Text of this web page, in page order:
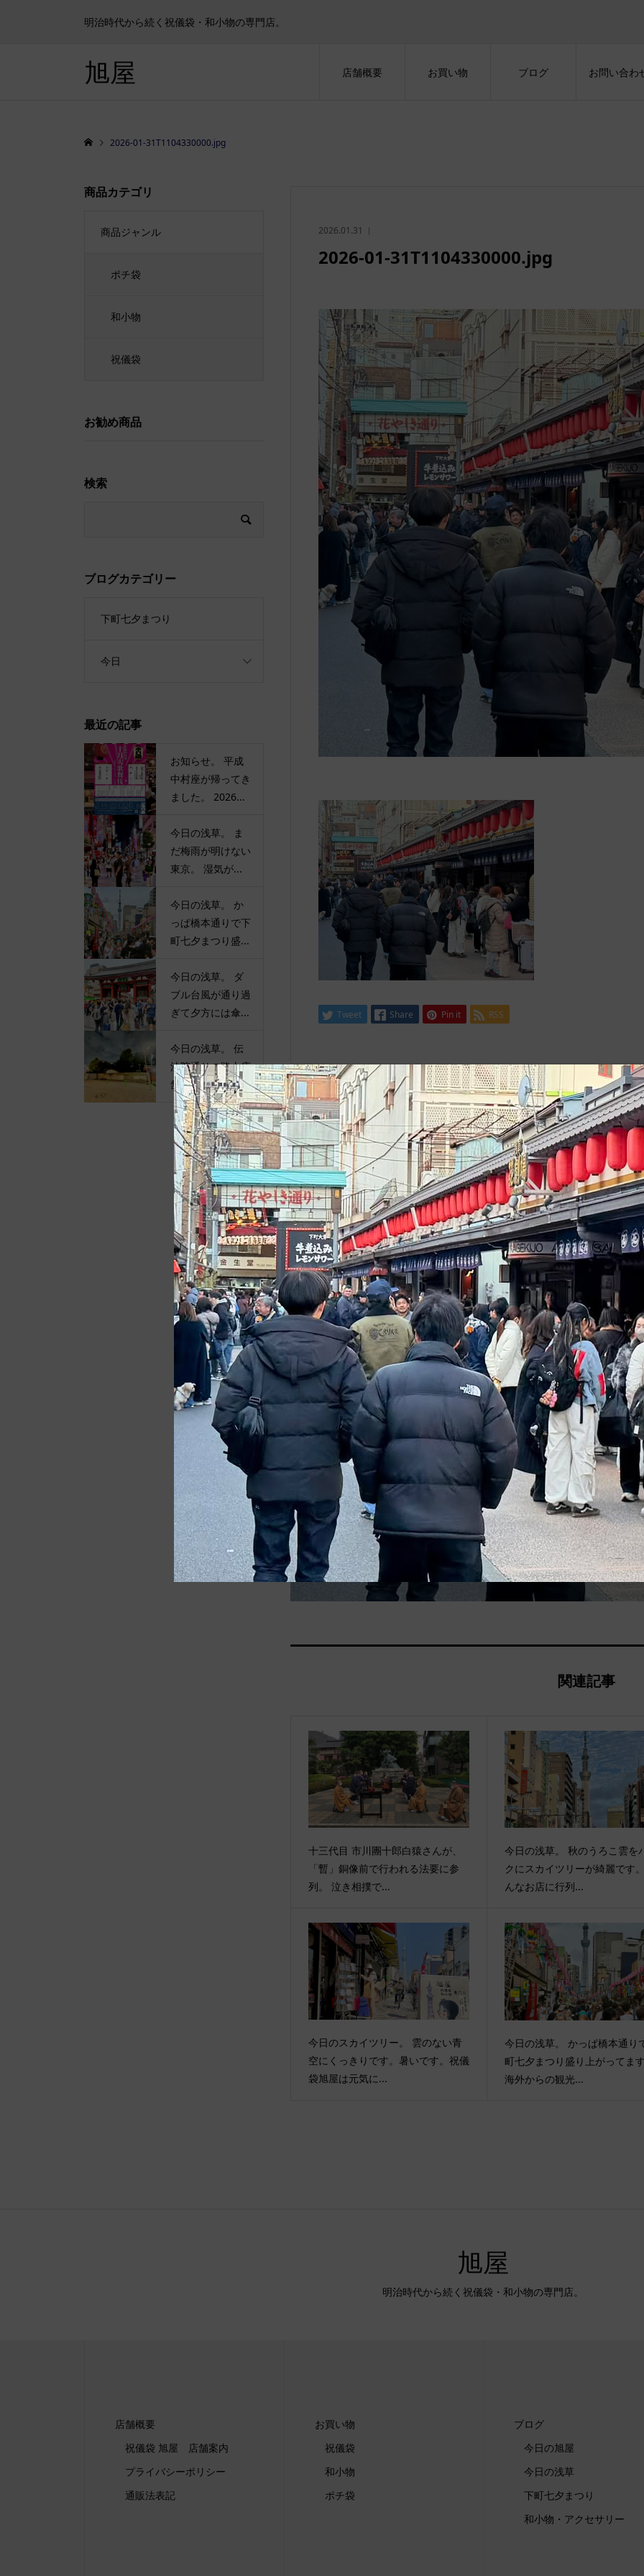
明治時代から続く祝儀袋・和小物の専門店。
旭屋 店舗概要 お買い物 ブログ お問い合わ
2026-01-31T1104330000.jpg
2026.01.31
2026-01-31T1104330000.jpg
Tweet Share Pin it RSS
関連記事
十三代目 市川團十郎白猿さんが、
「暫」銅像前で行われる法要に参
列。 泣き相撲で...
今日の浅草。 秋のうろこ雲を
クにスカイツリーが綺麗です
んなお店に行列...
今日のスカイツリー。 雲のない青
空にくっきりです。暑いです。祝儀
袋旭屋は元気に...
今日の浅草。 かっぱ橋本通り
町七夕まつり盛り上がってま
海外からの観光...
商品カテゴリ
商品ジャンル
ポチ袋
和小物
祝儀袋
お勧め商品
検索
ブログカテゴリー
下町七夕まつり
今日
最近の記事
お知らせ。 平成
中村座が帰ってき
ました。 2026...
今日の浅草。 ま
だ梅雨が明けない
東京。 湿気が...
今日の浅草。 か
っぱ橋本通りで下
町七夕まつり盛...
今日の浅草。 ダ
ブル台風が通り過
ぎて夕方には傘...
今日の浅草。 伝
法院通りの路上店
舗が撤去されて...
旭屋
明治時代から続く祝儀袋・和小物の専門店。
店舗概要
祝儀袋 旭屋 店舗案内
プライバシーポリシー
通販法表記
お買い物
祝儀袋
和小物
ポチ袋
ブログ
今日の旭屋
今日の浅草
下町七夕まつり
和小物・アクセサリー